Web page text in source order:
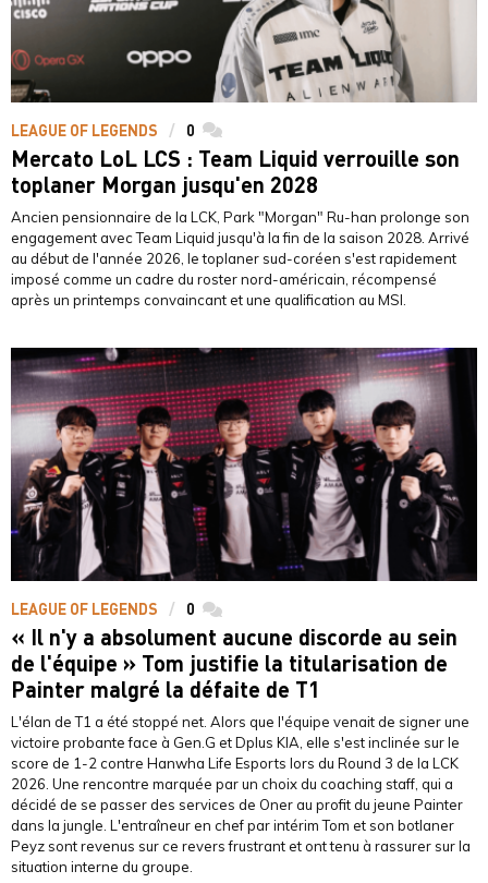
LEAGUE OF LEGENDS 0 commentaires
Mercato LoL LCS : Team Liquid verrouille son
toplaner Morgan jusqu'en 2028
Ancien pensionnaire de la LCK, Park "Morgan" Ru-han prolonge son
engagement avec Team Liquid jusqu'à la fin de la saison 2028. Arrivé
au début de l'année 2026, le toplaner sud-coréen s'est rapidement
imposé comme un cadre du roster nord-américain, récompensé
après un printemps convaincant et une qualification au MSI.
LEAGUE OF LEGENDS 0 commentaires
« Il n'y a absolument aucune discorde au sein
de l'équipe » Tom justifie la titularisation de
Painter malgré la défaite de T1
L'élan de T1 a été stoppé net. Alors que l'équipe venait de signer une
victoire probante face à Gen.G et Dplus KIA, elle s'est inclinée sur le
score de 1-2 contre Hanwha Life Esports lors du Round 3 de la LCK
2026. Une rencontre marquée par un choix du coaching staff, qui a
décidé de se passer des services de Oner au profit du jeune Painter
dans la jungle. L'entraîneur en chef par intérim Tom et son botlaner
Peyz sont revenus sur ce revers frustrant et ont tenu à rassurer sur la
situation interne du groupe.